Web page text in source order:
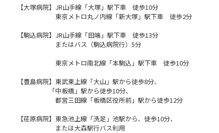
【大塚病院】JR山手線「大塚」駅下車 徒歩10分
東京メトロ丸ノ内線「新大塚」駅下車 徒歩2分
【駒込病院】JR山手線「田端」駅下車 徒歩13分
またはバス（駒込病院行）5分
東京メトロ南北線「本駒込」駅下車 徒歩10分
【豊島病院】東武東上線「大山」駅から徒歩8分、
「中板橋」駅から徒歩10分、
都営三田線「板橋区役所前」駅から徒歩12分
【荏原病院】東急池上線「洗足」池駅から、徒歩10分、
または大森駅行バス利用